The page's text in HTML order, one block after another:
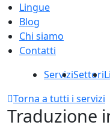
Lingue
Blog
Chi siamo
Contatti
ServiziSettori
Torna a tutti i servizi
Traduzione